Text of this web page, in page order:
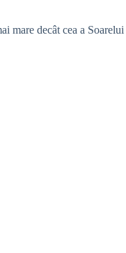
mare decât cea a Soarelui